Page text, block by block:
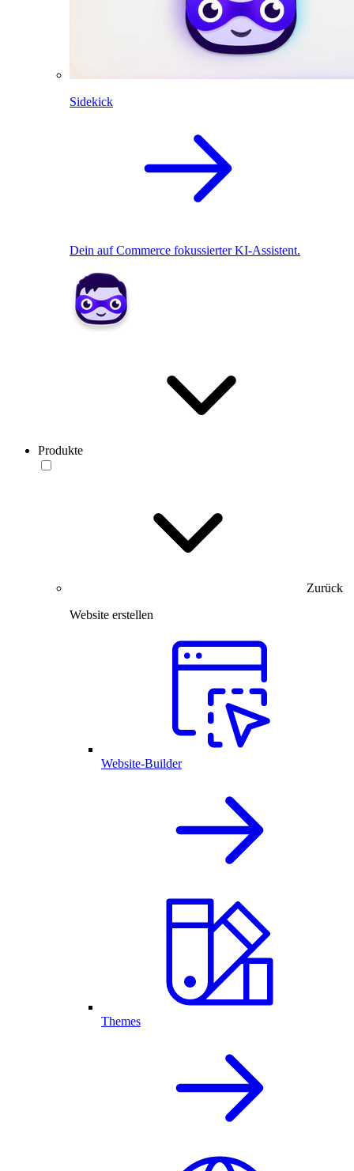
Sidekick
Dein auf Commerce fokussierter KI-Assistent.
Produkte
Zurück
Website erstellen
Website-Builder
Themes